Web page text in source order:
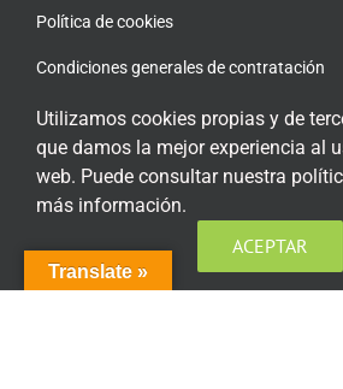
Política de cookies
Condiciones generales de contratación
Acceso plataforma de teleformación
ENCUÉNTRANOS EN LAS REDES
Translate »
Utilizamos cookies propias y de
que damos la mejor experiencia al
web. Puede consultar nuestra
más información.
ACEPTAR